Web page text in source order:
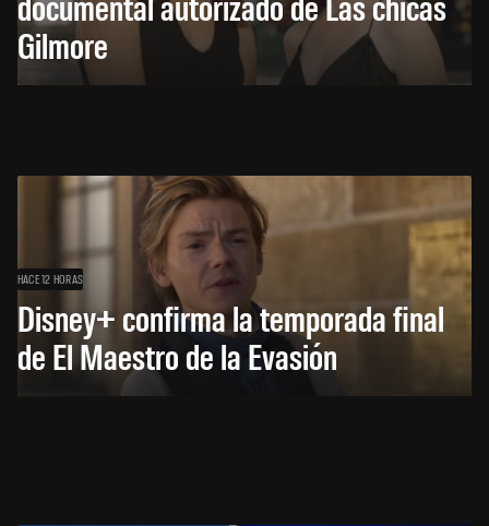
Gilmore
HACE 12 HORAS
Disney+ confirma la temporada final
de El Maestro de la Evasión